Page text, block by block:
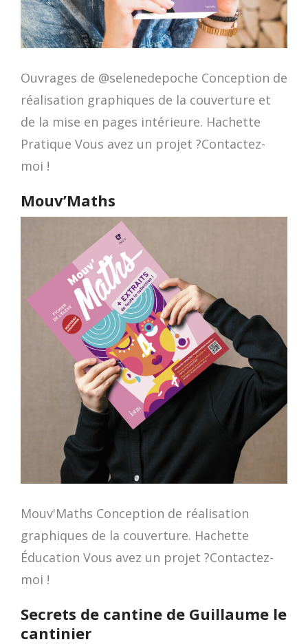
Ouvrages de @selenedepoche Conception de
réalisation graphiques de la couverture et
de la mise en pages intérieure. Hachette
Pratique Vous avez un projet ?Contactez-
moi !
Mouv’Maths
Mouv'Maths Conception de réalisation
graphiques de la couverture. Hachette
Éducation Vous avez un projet ?Contactez-
moi !
Secrets de cantine de Guillaume le
cantinier